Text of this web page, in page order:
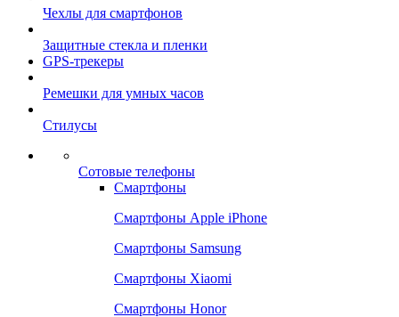
Чехлы для смартфонов
Защитные стекла и пленки
GPS-трекеры
Ремешки для умных часов
Стилусы
Сотовые телефоны
Смартфоны
Смартфоны Apple iPhone
Смартфоны Samsung
Смартфоны Xiaomi
Смартфоны Honor